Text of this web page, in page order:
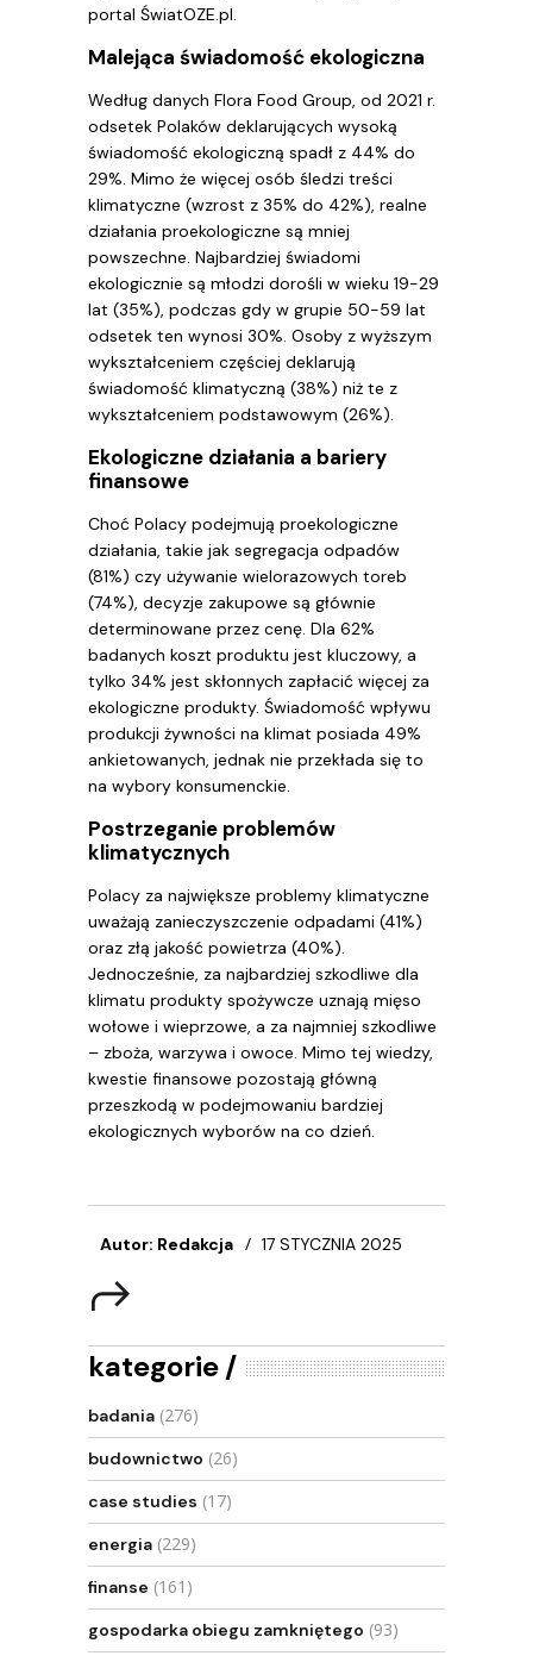
portal ŚwiatOZE.pl.
Malejąca świadomość ekologiczna
Według danych Flora Food Group, od 2021 r.
odsetek Polaków deklarujących wysoką
świadomość ekologiczną spadł z 44% do
29%. Mimo że więcej osób śledzi treści
klimatyczne (wzrost z 35% do 42%), realne
działania proekologiczne są mniej
powszechne. Najbardziej świadomi
ekologicznie są młodzi dorośli w wieku 19-29
lat (35%), podczas gdy w grupie 50-59 lat
odsetek ten wynosi 30%. Osoby z wyższym
wykształceniem częściej deklarują
świadomość klimatyczną (38%) niż te z
wykształceniem podstawowym (26%).
Ekologiczne działania a bariery
finansowe
Choć Polacy podejmują proekologiczne
działania, takie jak segregacja odpadów
(81%) czy używanie wielorazowych toreb
(74%), decyzje zakupowe są głównie
determinowane przez cenę. Dla 62%
badanych koszt produktu jest kluczowy, a
tylko 34% jest skłonnych zapłacić więcej za
ekologiczne produkty. Świadomość wpływu
produkcji żywności na klimat posiada 49%
ankietowanych, jednak nie przekłada się to
na wybory konsumenckie.
Postrzeganie problemów
klimatycznych
Polacy za największe problemy klimatyczne
uważają zanieczyszczenie odpadami (41%)
oraz złą jakość powietrza (40%).
Jednocześnie, za najbardziej szkodliwe dla
klimatu produkty spożywcze uznają mięso
wołowe i wieprzowe, a za najmniej szkodliwe
– zboża, warzywa i owoce. Mimo tej wiedzy,
kwestie finansowe pozostają główną
przeszkodą w podejmowaniu bardziej
ekologicznych wyborów na co dzień.
Autor: Redakcja 17 STYCZNIA 2025
kategorie
badania (276)
budownictwo (26)
case studies (17)
energia (229)
finanse (161)
gospodarka obiegu zamkniętego (93)